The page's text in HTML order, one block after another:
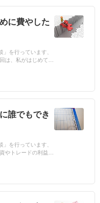
に費やした
を行っています、
は、私がはじめての
誰でもでき
を行っています、
やトレードの利益を